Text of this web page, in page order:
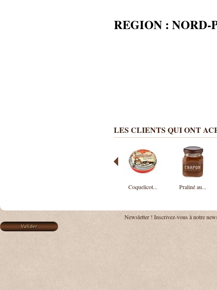
REGION : NORD-
LES CLIENTS QUI ONT
Coquelicot... Praliné au...
Newsletter ! Inscrivez-vous à notre